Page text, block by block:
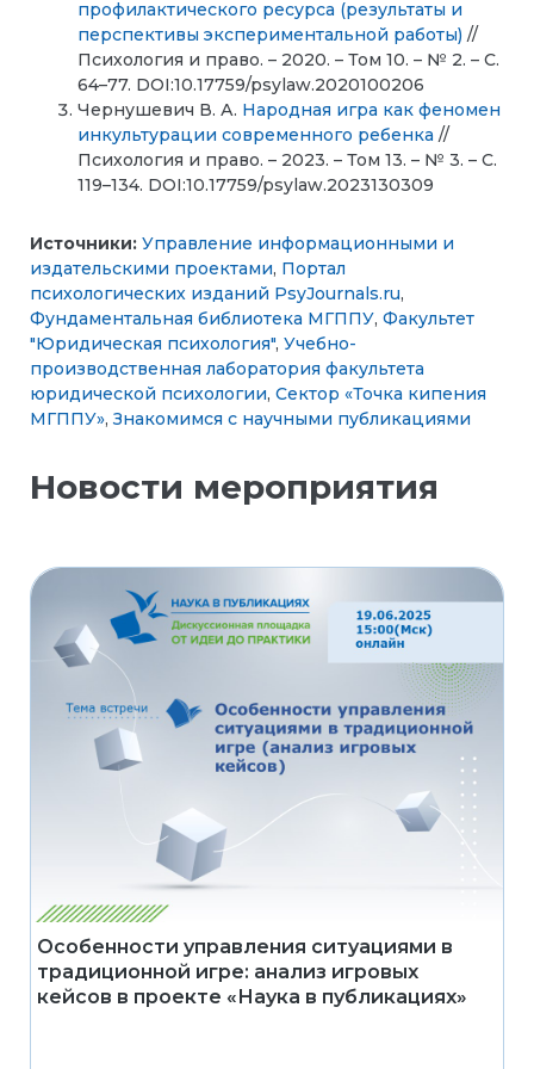
профилактического ресурса (результаты и
перспективы экспериментальной работы) //
Психология и право. – 2020. – Том 10. – № 2. – С.
64–77. DOI:10.17759/psylaw.2020100206
Чернушевич В. А. Народная игра как феномен
инкультурации современного ребенка //
Психология и право. – 2023. – Том 13. – № 3. – С.
119–134. DOI:10.17759/psylaw.2023130309
Источники: Управление информационными и
издательскими проектами, Портал
психологических изданий PsyJournals.ru,
Фундаментальная библиотека МГППУ, Факультет
"Юридическая психология", Учебно-
производственная лаборатория факультета
юридической психологии, Сектор «Точка кипения
МГППУ»,Знакомимся с научными публикациями
Новости мероприятия
Особенности управления ситуациями в
традиционной игре: анализ игровых
кейсов в проекте «Наука в публикациях»